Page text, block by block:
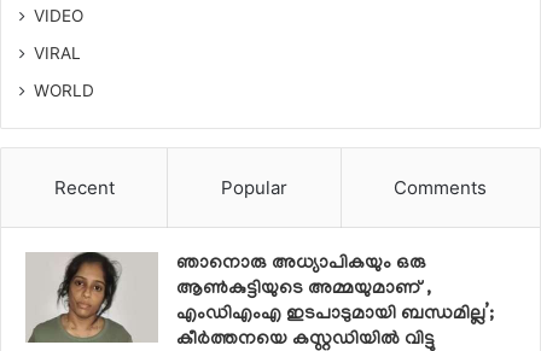
VIDEO
VIRAL
WORLD
Recent Popular Comments
ഞാനൊരു അധ്യാപികയും ഒരു
ആണ്‍കുട്ടിയുടെ അമ്മയുമാണ് ,
എംഡിഎംഎ ഇടപാടുമായി ബന്ധമില്ല’;
കീര്‍ത്തനയെ കസ്റ്റഡിയില്‍ വിട്ടു